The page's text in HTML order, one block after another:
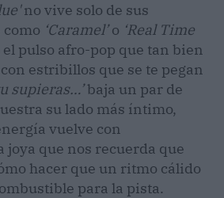
no vive solo de sus
‘Caramel’o ‘Real Time
pulso afro-pop que tan bien
estribillos que se te pegan
supieras…’baja un par de
su lado más íntimo,
vuelve con
joya que nos recuerda que
hacer que un ritmo cálido
para la pista.